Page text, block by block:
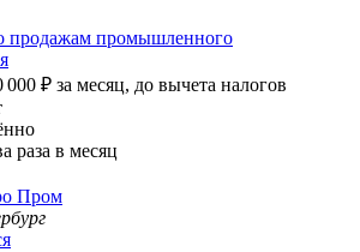
продажам промышленного
000 ₽ за месяц, до вычета налогов
раза в месяц
Пром